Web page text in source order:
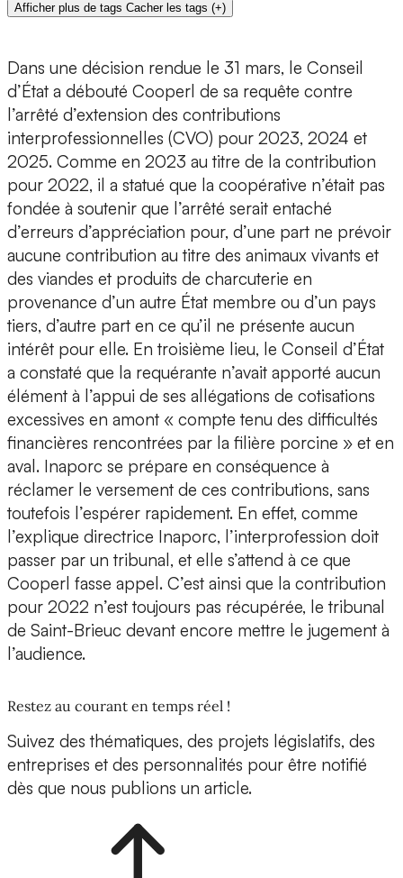
Afficher plus de tags Cacher les tags (+)
Dans une décision rendue le 31 mars, le Conseil
d’État a débouté Cooperl de sa requête contre
l’arrêté d’extension des contributions
interprofessionnelles (CVO) pour 2023, 2024 et
2025. Comme en 2023 au titre de la contribution
pour 2022, il a statué que la coopérative n’était pas
fondée à soutenir que l’arrêté serait entaché
d’erreurs d’appréciation pour, d’une part ne prévoir
aucune contribution au titre des animaux vivants et
des viandes et produits de charcuterie en
provenance d’un autre État membre ou d’un pays
tiers, d’autre part en ce qu’il ne présente aucun
intérêt pour elle. En troisième lieu, le Conseil d’État
a constaté que la requérante n’avait apporté aucun
élément à l’appui de ses allégations de cotisations
excessives en amont « compte tenu des difficultés
financières rencontrées par la filière porcine » et en
aval. Inaporc se prépare en conséquence à
réclamer le versement de ces contributions, sans
toutefois l’espérer rapidement. En effet, comme
l’explique directrice Inaporc, l’interprofession doit
passer par un tribunal, et elle s’attend à ce que
Cooperl fasse appel. C’est ainsi que la contribution
pour 2022 n’est toujours pas récupérée, le tribunal
de Saint-Brieuc devant encore mettre le jugement à
l’audience.
Restez au courant en temps réel !
Suivez des thématiques, des projets législatifs, des
entreprises et des personnalités pour être notifié
dès que nous publions un article.